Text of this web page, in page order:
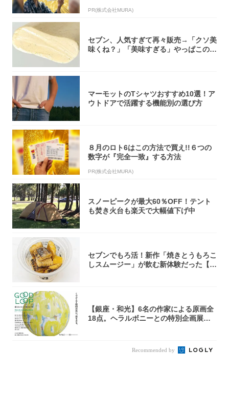
PR(株式会社MURA)
セブン、人気すぎて再々販売→「クソ美
味くね？」「美味すぎる」やっぱこのク
マーモットのTシャツおすすめ10選！ア
ウトドアで活躍する機能別の選び方
８月のロト6はこの方法で買え!!６つの
数字が『完全一致』する方法
PR(株式会社MURA)
スノーピークが最大60％OFF！テント
も焚き火台も楽天で大幅値下げ中
セブンでもろ活！新作「焼きとうもろこ
しスムージー」が飲む新体験だった【東
【銀座・和光】6名の作家による原画全
18点。ヘラルボニーとの特別企画展「G
Recommended by